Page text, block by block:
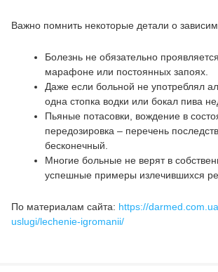
Важно помнить некоторые детали о
Болезнь не обязательно
марафоне или постоянных запоях.
Даже если больной не употреблял
одна стопка водки или бокал пива
Пьяные потасовки, вождение в
передозировка – перечень
бесконечный.
Многие больные не верят в
успешные примеры излечившихся
По материалам сайта: https://
uslugi/lechenie-igromanii/